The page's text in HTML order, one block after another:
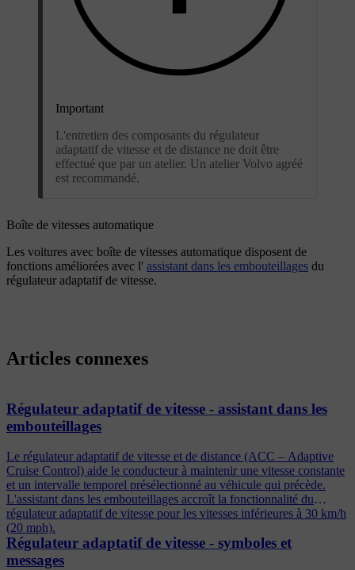
Important
L'entretien des composants du régulateur
adaptatif de vitesse et de distance ne doit être
effectué que par un atelier. Un atelier Volvo agréé
est recommandé.
Boîte de vitesses automatique
Les voitures avec boîte de vitesses automatique disposent de
fonctions améliorées avec l' assistant dans les embouteillages du
régulateur adaptatif de vitesse.
Articles connexes
Régulateur adaptatif de vitesse - assistant dans les
embouteillages
Le régulateur adaptatif de vitesse et de distance (ACC – Adaptive
Cruise Control) aide le conducteur à maintenir une vitesse constante
et un intervalle temporel présélectionné au véhicule qui précède.
L'assistant dans les embouteillages accroît la fonctionnalité du
régulateur adaptatif de vitesse pour les vitesses inférieures à 30 km/h
(20 mph).
Régulateur adaptatif de vitesse - symboles et
messages